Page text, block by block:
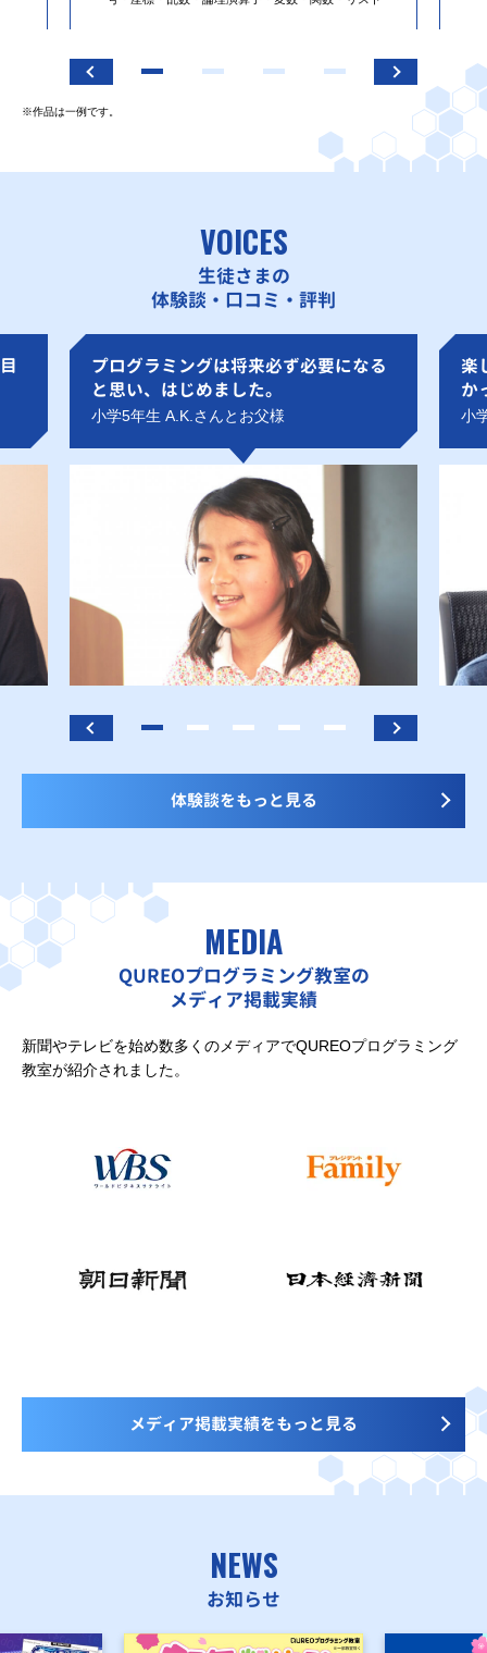
※作品は一例です。
VOICES
生徒さまの
体験談・口コミ・評判
プログラミングは将来必ず必要になる
と思い、はじめました。
小学5年生 A.K.さんとお父様
楽
か
小
体験談をもっと見る
MEDIA
QUREOプログラミング教室の
メディア掲載実績
新聞やテレビを始め数多くのメディアでQUREOプログラミング
教室が紹介されました。
メディア掲載実績をもっと見る
NEWS
お知らせ